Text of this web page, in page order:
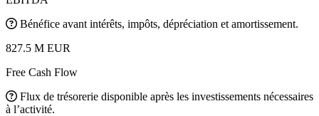
Bénéfice avant intérêts, impôts, dépréciation et amortissement.
827.5 M EUR
Free Cash Flow
Flux de trésorerie disponible après les investissements nécessaires
à l’activité.